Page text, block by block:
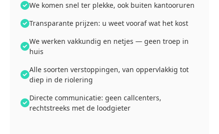
We komen snel ter plekke, ook buiten kantooruren
Transparante prijzen: u weet vooraf wat het kost
We werken vakkundig en netjes — geen troep in
huis
Alle soorten verstoppingen, van oppervlakkig tot
diep in de riolering
Directe communicatie: geen callcenters,
rechtstreeks met de loodgieter